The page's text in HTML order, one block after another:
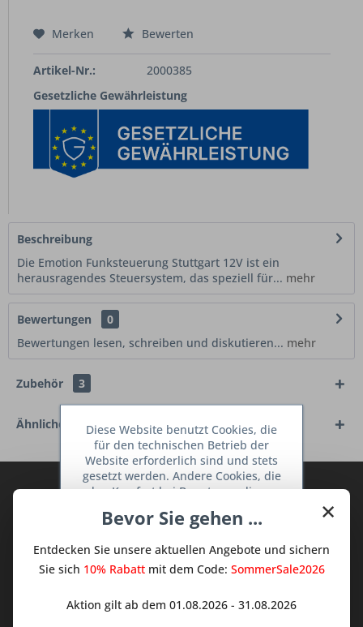
Merken Bewerten
Artikel-Nr.:
2000385
Gesetzliche Gewährleistung
Beschreibung
Die Emotion Funksteuerung Stuttgart 12V ist ein
herausragendes Steuersystem, das speziell für... mehr
Bewertungen
0
Bewertungen lesen, schreiben und diskutieren... mehr
Zubehör 3
Ähnliche Artikel
Abonnieren Sie den kostenlosen Deine
Sie keine Neuigkeit oder Aktion mehr aus
dem Traum Küchen - Shop.
Ich habe dieDatenschutzbestimmungen
×
Bevor Sie gehen ...
Entdecken Sie unsere aktuellen Angebote und sichern
Sie sich 10% Rabattmit dem Code: SommerSale2026
Aktion gilt ab dem 01.08.2026 - 31.08.2026
Diese Website benutzt Cookies, die
für den technischen Betrieb der
Website erforderlich sind und stets
gesetzt werden. Andere Cookies, die
den Komfort bei Benutzung dieser
dienen oder die Interaktion mit
Netzwerken vereinfachen sollen,
werden nur mit Ihrer Zustimmung